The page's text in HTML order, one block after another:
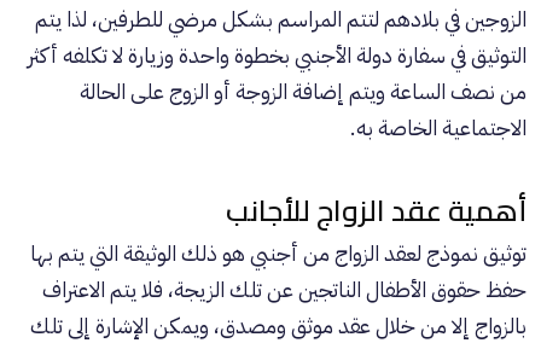
الزوجين في بلادهم لتتم المراسم بشكل مرضي للطرفين، لذا يتم
التوثيق في سفارة دولة الأجنبي بخطوة واحدة وزيارة لا تكلفه أكثر
من نصف الساعة ويتم إضافة الزوجة أو الزوج على الحالة
الاجتماعية الخاصة به.
أهمية عقد الزواج للأجانب
توثيق نموذج لعقد الزواج من أجنبي هو ذلك الوثيقة التي يتم بها
حفظ حقوق الأطفال الناتجين عن تلك الزيجة، فلا يتم الاعتراف
بالزواج إلا من خلال عقد موثق ومصدق، ويمكن الإشارة إلى تلك